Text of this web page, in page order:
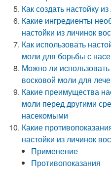
Как создать настойку
Какие ингредиенты
настойки из личинок
Как использовать
моли для борьбы с
Можно ли использовать
восковой моли для
Какие преимущества
моли перед другими
насекомыми
Какие
настойки из личинок
Применение
Противопоказания